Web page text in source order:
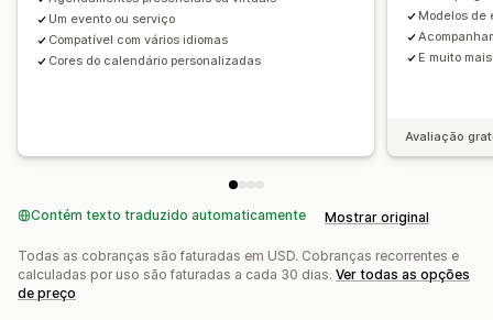
Ingressos personalizados
Formulários personalizados
Notificações personalizadas
CSS personalizado
Um evento ou serviço
Compatível com vários idiomas
Cores do calendário personalizadas
Modelos de
E muito
Avaliação
Contém texto traduzido automaticamente Mostrar original
Todas as cobranças são faturadas em USD. Cobranças recorrentes e
calculadas por uso são faturadas a cada 30 dias. Ver todas as opções
de preço